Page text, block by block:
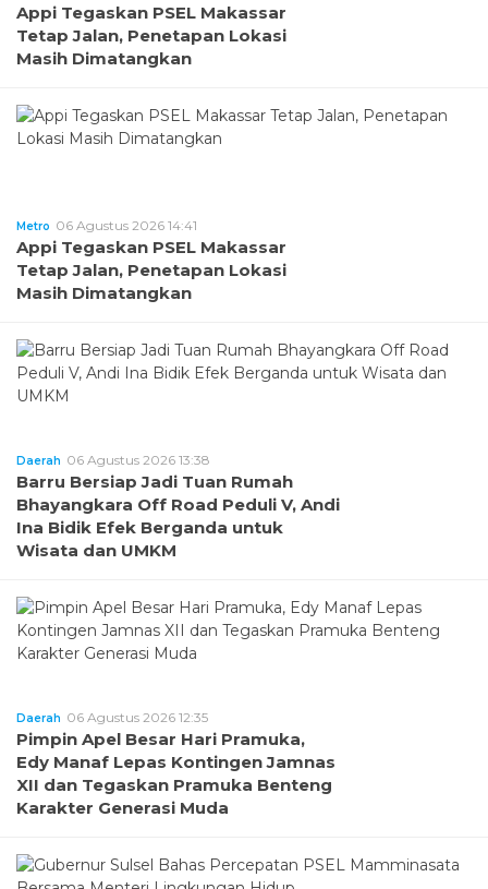
Appi Tegaskan PSEL Makassar
Tetap Jalan, Penetapan Lokasi
Masih Dimatangkan
Metro 06 Agustus 2026 14:41
Appi Tegaskan PSEL Makassar
Tetap Jalan, Penetapan Lokasi
Masih Dimatangkan
Daerah 06 Agustus 2026 13:38
Barru Bersiap Jadi Tuan Rumah
Bhayangkara Off Road Peduli V, Andi
Ina Bidik Efek Berganda untuk
Wisata dan UMKM
Daerah 06 Agustus 2026 12:35
Pimpin Apel Besar Hari Pramuka,
Edy Manaf Lepas Kontingen Jamnas
XII dan Tegaskan Pramuka Benteng
Karakter Generasi Muda